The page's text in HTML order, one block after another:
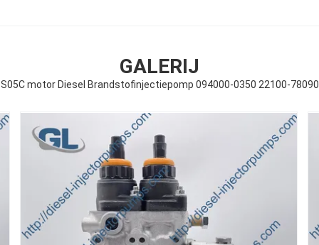
GALERIJ
S05C motor Diesel Brandstofinjectiepomp 094000-0350 22100-78090